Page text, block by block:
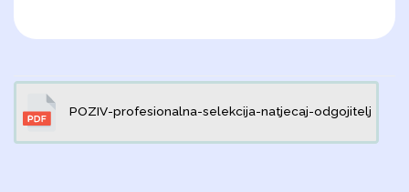
POZIV-profesionalna-selekcija-natjecaj-odgojitelj